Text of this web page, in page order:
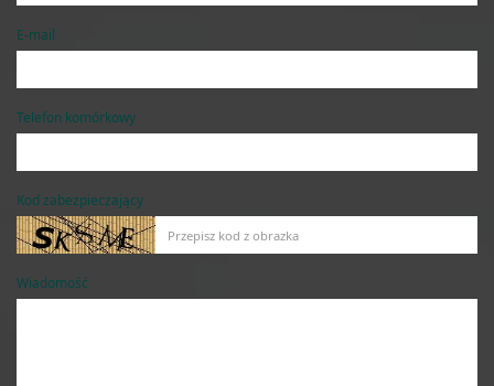
E-mail
Telefon komórkowy
Kod zabezpieczający
Wiadomość